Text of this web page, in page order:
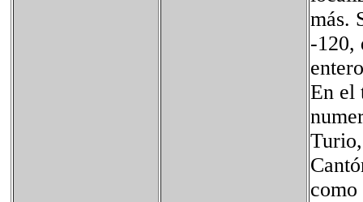
más.
-120,
En el